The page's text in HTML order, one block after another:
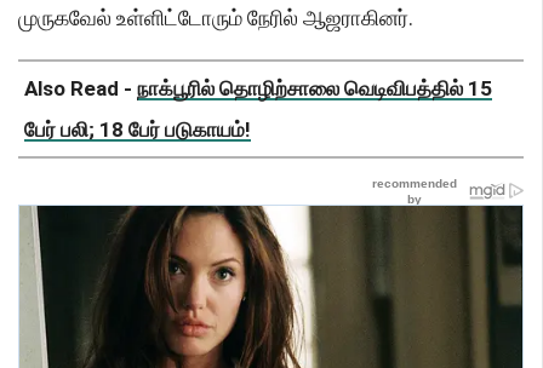
முருகவேல் உள்ளிட்டோரும் நேரில் ஆஜராகினர்.
Also Read - நாக்பூரில் தொழிற்சாலை வெடிவிபத்தில் 15
பேர் பலி; 18 பேர் படுகாயம்!